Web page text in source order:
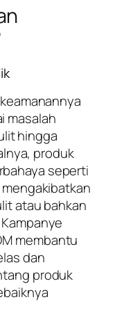
masalah
hingga
produk
seperti
atau bahkan
membantu
dan
produk